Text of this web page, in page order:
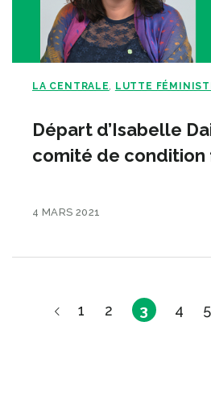
LA CENTRALE LUTTE
Départ d’Isabelle
comité de condition
4 MARS 2021
1 2 3 4 5